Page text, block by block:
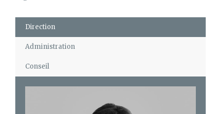
Direction
Administration
Conseil